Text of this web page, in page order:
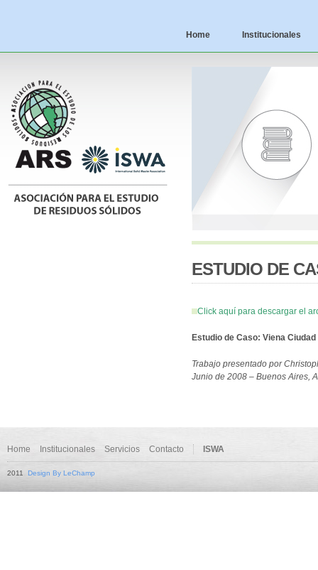
Home Institucionales
ESTUDIO DE
Click aquí para descargar el
Estudio de Caso: Viena
Trabajo presentado por
Junio de 2008 – Buenos Aires,
Home Institucionales Servicios Contacto ISWA
2011 Design By LeChamp